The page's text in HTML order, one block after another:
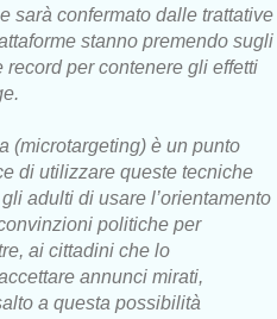
sarà confermato dalle trattative
stanno premendo sugli
per contenere gli effetti
(microtargeting) è un punto
di utilizzare queste tecniche
adulti di usare l’orientamento
politiche per
ai cittadini che lo
annunci mirati,
a questa possibilità